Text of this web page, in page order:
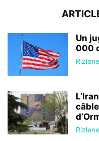
Un
000
Rizlene
Rizlene